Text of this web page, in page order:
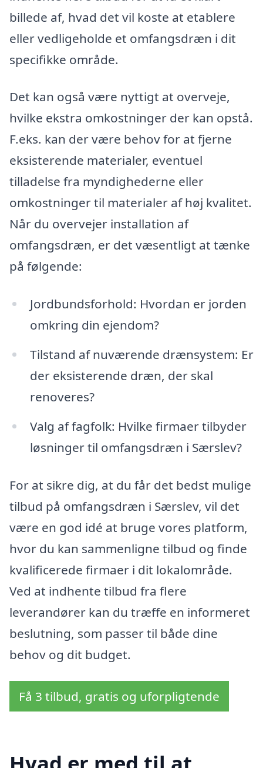
billede af, hvad det vil koste at etablere
eller vedligeholde et omfangsdræn i dit
specifikke område.
Det kan også være nyttigt at overveje,
hvilke ekstra omkostninger der kan opstå.
F.eks. kan der være behov for at fjerne
eksisterende materialer, eventuel
tilladelse fra myndighederne eller
omkostninger til materialer af høj kvalitet.
Når du overvejer installation af
omfangsdræn, er det væsentligt at tænke
på følgende:
Jordbundsforhold: Hvordan er jorden
omkring din ejendom?
Tilstand af nuværende drænsystem: Er
der eksisterende dræn, der skal
renoveres?
Valg af fagfolk: Hvilke firmaer tilbyder
løsninger til omfangsdræn i Særslev?
For at sikre dig, at du får det bedst mulige
tilbud på omfangsdræn i Særslev, vil det
være en god idé at bruge vores platform,
hvor du kan sammenligne tilbud og finde
kvalificerede firmaer i dit lokalområde.
Ved at indhente tilbud fra flere
leverandører kan du træffe en informeret
beslutning, som passer til både dine
behov og dit budget.
Få 3 tilbud, gratis og uforpligtende